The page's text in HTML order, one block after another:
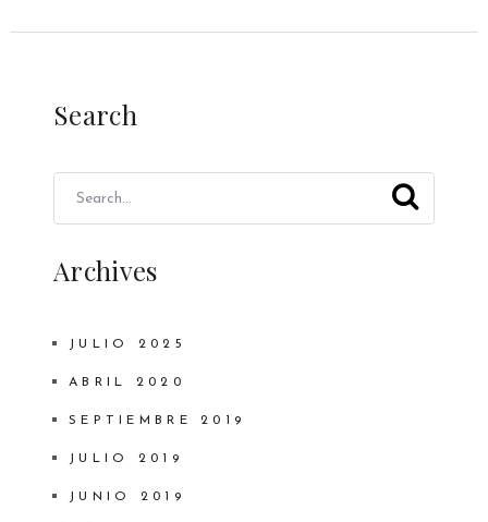
Search
Archives
JULIO 2025
ABRIL 2020
SEPTIEMBRE 2019
JULIO 2019
JUNIO 2019